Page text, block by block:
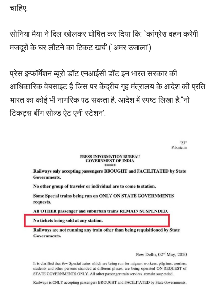
चाहिए.
सोनिया मैया ने दिल खोलकर घोषित कर दिया कि: `कांग्रेस वहन करेगी
मजदूरों के घर लौटने का टिकट खर्च’.(`अमर उजाला’)
प्रेस इन्फॉर्मेशन ब्यूरो डॉट एनआईसी डॉट इन भारत सरकार की
आधिकारिक वेबसाइट है जिस पर केंद्रीय गृह मंत्रालय के आदेश की प्रति
भारत का कोई भी नागरिक पढ सकता है. आदेश में स्पष्ट लिखा है:“नो
टिकट्स बींग सोल्ड ऐट एनी स्टेशन’.